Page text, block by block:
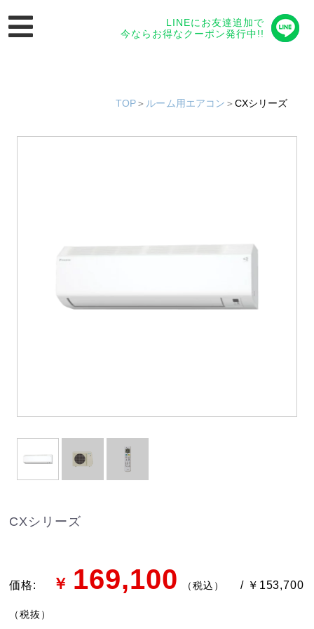
LINEにお友達追加で
今ならお得なクーポン発行中!!
TOP＞ ルーム用エアコン ＞ CXシリーズ
CXシリーズ
価格: ￥ 169,100 （税込） / ￥153,700
（税抜）